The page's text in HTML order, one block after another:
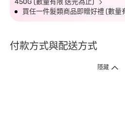
450G (數量有限 送完為止)
買任一件髮類商品即贈好禮 (數量
付款方式與配送方式
隱藏